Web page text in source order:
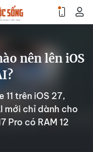
nên lên iOS
trên iOS 27,
mới chỉ dành cho
Pro có RAM 12